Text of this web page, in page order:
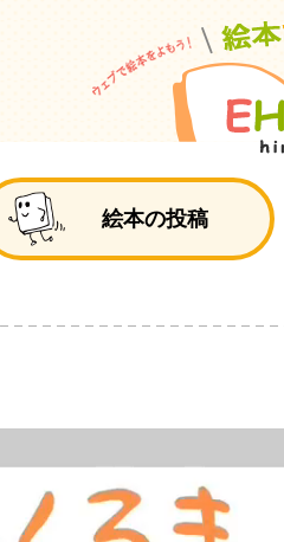
絵本の投稿